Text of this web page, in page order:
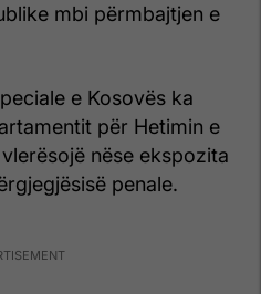
mbi përmbajtjen e
e Kosovës ka
për Hetimin e
nëse ekspozita
penale.